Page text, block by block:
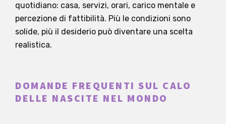
quotidiano: casa, servizi, orari, carico mentale e
percezione di fattibilità. Più le condizioni sono
solide, più il desiderio può diventare una scelta
realistica.
DOMANDE FREQUENTI SUL CALO
DELLE NASCITE NEL MONDO